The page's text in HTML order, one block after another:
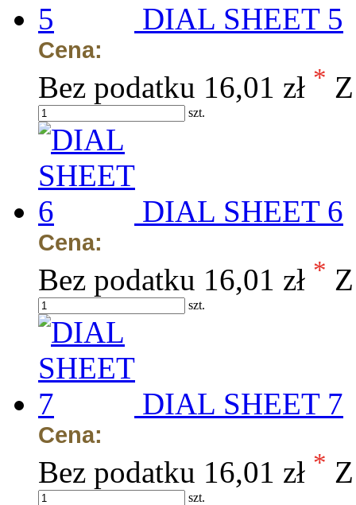
DIAL SHEET 5
Cena:
Bez podatku 16,01 zł *
szt.
DIAL SHEET 6
Cena:
Bez podatku 16,01 zł *
szt.
DIAL SHEET 7
Cena:
Bez podatku 16,01 zł *
szt.